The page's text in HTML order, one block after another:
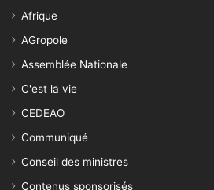
Afrique
AGropole
Assemblée Nationale
C'est la vie
CEDEAO
Communiqué
Conseil des ministres
Contenus sponsorisés